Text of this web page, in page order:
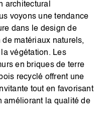
architectural
voyons une tendance
dans le design de
matériaux naturels,
végétation. Les
en briques de terre
recyclé offrent une
tout en favorisant
améliorant la qualité de